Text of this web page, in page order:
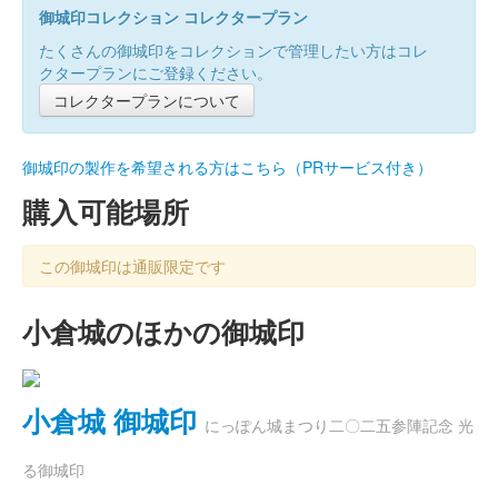
御城印コレクション コレクタープラン
たくさんの御城印をコレクションで管理したい方はコレ
クタープランにご登録ください。
コレクタープランについて
御城印の製作を希望される方はこちら（PRサービス付き）
購入可能場所
この御城印は通販限定です
小倉城のほかの御城印
小倉城 御城印 にっぽん城まつり二〇二五参陣記念 光
る御城印